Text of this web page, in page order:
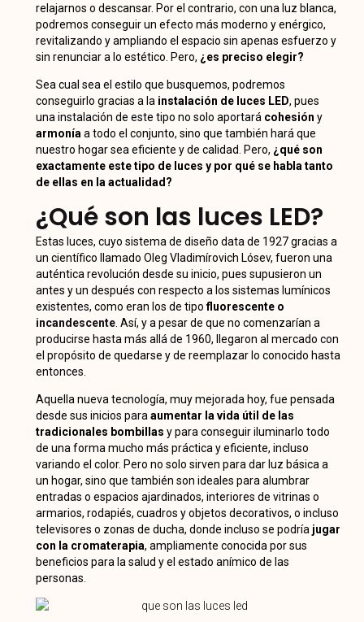
relajarnos o descansar. Por el contrario, con una luz blanca,
podremos conseguir un efecto más moderno y enérgico,
revitalizando y ampliando el espacio sin apenas esfuerzo y
sin renunciar a lo estético. Pero, ¿es preciso elegir?
Sea cual sea el estilo que busquemos, podremos
conseguirlo gracias a la instalación de luces LED, pues
una instalación de este tipo no solo aportará cohesión y
armonía a todo el conjunto, sino que también hará que
nuestro hogar sea eficiente y de calidad. Pero, ¿qué son
exactamente este tipo de luces y por qué se habla tanto
de ellas en la actualidad?
¿Qué son las luces LED?
Estas luces, cuyo sistema de diseño data de 1927 gracias a
un científico llamado Oleg Vladimírovich Lósev, fueron una
auténtica revolución desde su inicio, pues supusieron un
antes y un después con respecto a los sistemas lumínicos
existentes, como eran los de tipofluorescente o
incandescente. Así, y a pesar de que no comenzarían a
producirse hasta más allá de 1960, llegaron al mercado con
el propósito de quedarse y de reemplazar lo conocido hasta
entonces.
Aquella nueva tecnología, muy mejorada hoy, fue pensada
desde sus inicios para aumentar la vida útil de las
tradicionales bombillas y para conseguir iluminarlo todo
de una forma mucho más práctica y eficiente, incluso
variando el color. Pero no solo sirven para dar luz básica a
un hogar, sino que también son ideales para alumbrar
entradas o espacios ajardinados, interiores de vitrinas o
armarios, rodapiés, cuadros y objetos decorativos, o incluso
televisores o zonas de ducha, donde incluso se podría jugar
con la cromaterapia, ampliamente conocida por sus
beneficios para la salud y el estado anímico de las
personas.